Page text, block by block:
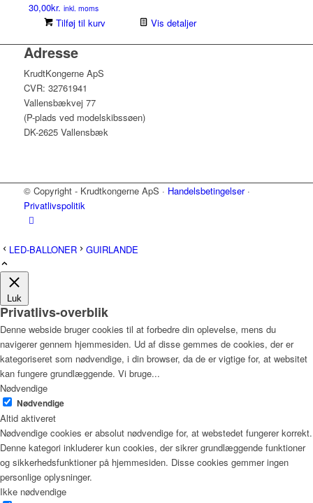
30,00kr. inkl. moms
Tilføj til kurv Vis detaljer
Adresse
KrudtKongerne ApS
CVR: 32761941
Vallensbækvej 77
(P-plads ved modelskibssøen)
DK-2625 Vallensbæk
© Copyright - Krudtkongerne ApS · Handelsbetingelser·
Privatlivspolitik
LED-BALLONER GUIRLANDE
Luk
Privatlivs-overblik
Denne webside bruger cookies til at forbedre din oplevelse, mens du
navigerer gennem hjemmesiden. Ud af disse gemmes de cookies, der er
kategoriseret som nødvendige, i din browser, da de er vigtige for, at websitet
kan fungere grundlæggende. Vi bruge...
Nødvendige
Nødvendige
Altid aktiveret
Nødvendige cookies er absolut nødvendige for, at webstedet fungerer korrekt.
Denne kategori inkluderer kun cookies, der sikrer grundlæggende funktioner
og sikkerhedsfunktioner på hjemmesiden. Disse cookies gemmer ingen
personlige oplysninger.
Ikke nødvendige